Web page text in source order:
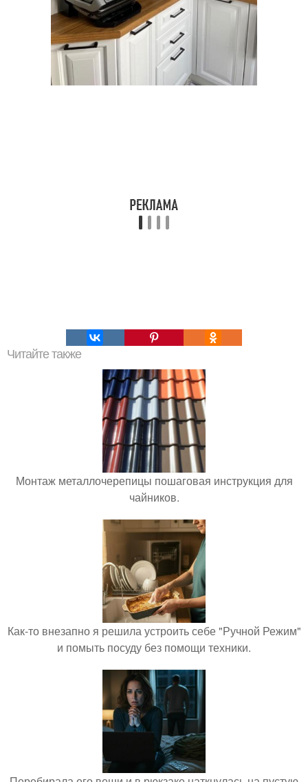
Читайте также
Монтаж металлочерепицы пошаговая инструкция для
чайников.
Как-то внезапно я решила устроить себе "Ручной Режим"
и помыть посуду без помощи техники.